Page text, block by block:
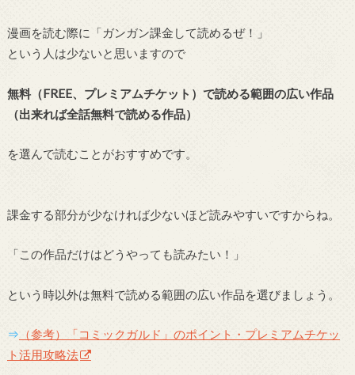
漫画を読む際に「ガンガン課金して読めるぜ！」
という人は少ないと思いますので
無料（FREE、プレミアムチケット）で読める範囲の広い作品
（出来れば全話無料で読める作品）
を選んで読むことがおすすめです。
課金する部分が少なければ少ないほど読みやすいですからね。
「この作品だけはどうやっても読みたい！」
という時以外は無料で読める範囲の広い作品を選びましょう。
⇒ （参考）「コミックガルド」のポイント・プレミアムチケッ
ト活用攻略法